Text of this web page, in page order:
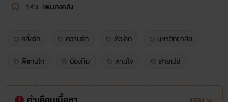
143 เพิ่มลงคลัง
คลั่งรัก ความรัก ตัวเล็ก
มหาวิทยาลัย
พี่แทนไท
น้องภีม ตามใจ สายเปย์